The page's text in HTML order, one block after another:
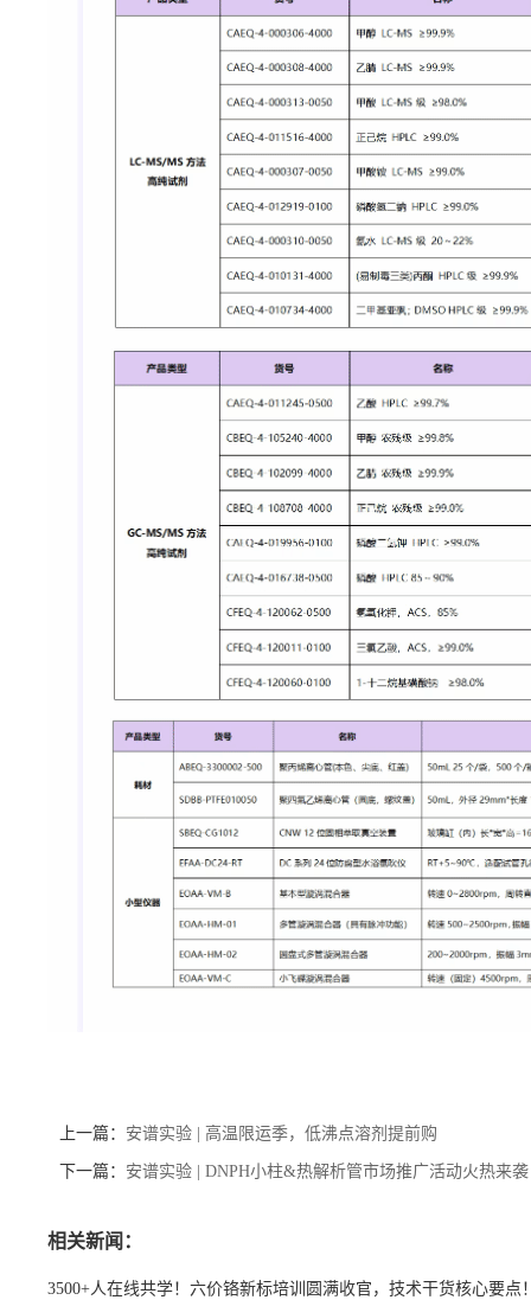
上一篇： 安谱实验 | 高温限运季，低沸点溶剂提前购
下一篇： 安谱实验 | DNPH小柱&热解析管市场推广活动火热来袭
相关新闻：
3500+人在线共学！六价铬新标培训圆满收官，技术干货核心要点